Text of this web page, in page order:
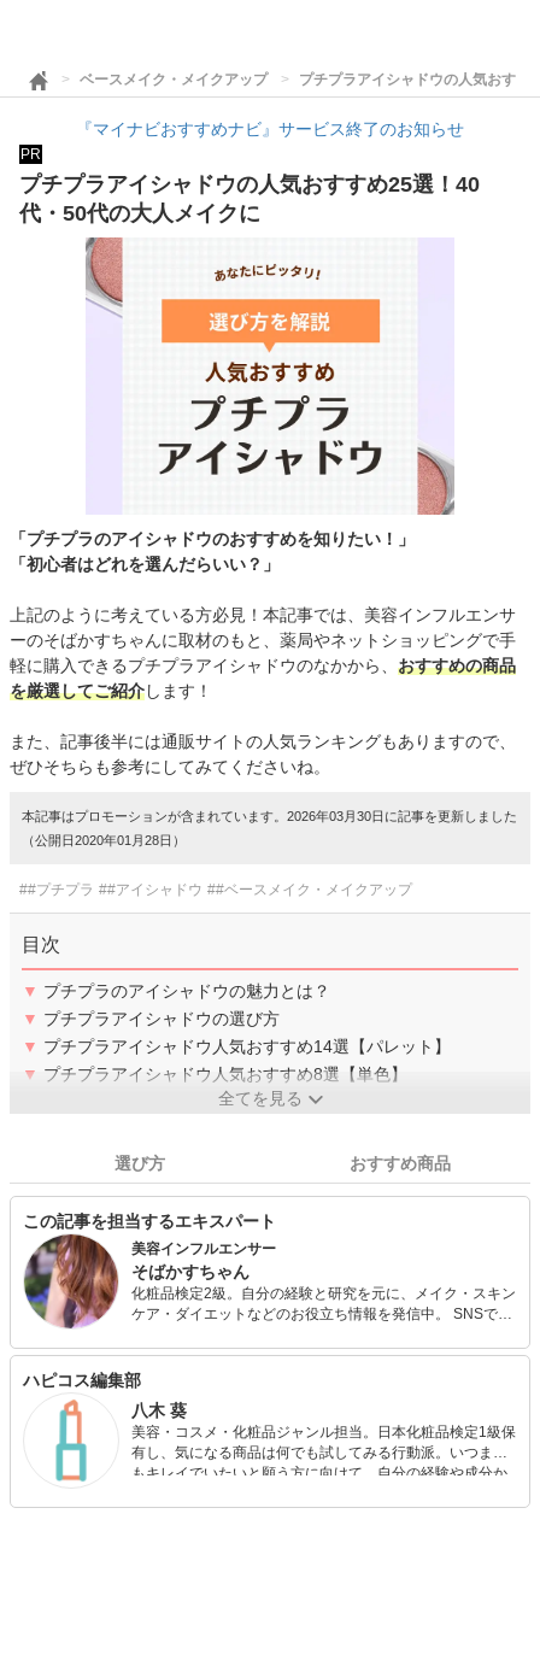
ベースメイク・メイクアップ プチプラアイシャドウの人気おす
『マイナビおすすめナビ』サービス終了のお知らせ
PR
プチプラアイシャドウの人気おすすめ25選！40
代・50代の大人メイクに
「プチプラのアイシャドウのおすすめを知りたい！」
「初心者はどれを選んだらいい？」
上記のように考えている方必見！本記事では、美容インフルエンサ
ーのそばかすちゃんに取材のもと、薬局やネットショッピングで手
軽に購入できるプチプラアイシャドウのなかから、 おすすめの商品
を厳選してご紹介します！
また、記事後半には通販サイトの人気ランキングもありますので、
ぜひそちらも参考にしてみてくださいね。
本記事はプロモーションが含まれています。2026年03月30日に記事を更新しました
（公開日2020年01月28日）
##プチプラ ##アイシャドウ ##ベースメイク・メイクアップ
目次
▼ プチプラのアイシャドウの魅力とは？
▼ プチプラアイシャドウの選び方
▼ プチプラアイシャドウ人気おすすめ14選【パレット】
▼ プチプラアイシャドウ人気おすすめ8選【単色】
全てを見る
選び方 おすすめ商品
この記事を担当するエキスパート
美容インフルエンサー
そばかすちゃん
化粧品検定2級。自分の経験と研究を元に、メイク・スキン
ケア・ダイエットなどのお役立ち情報を発信中。 SNSでは
いと評判。今よりもっとアカ抜けるための美容法から、い
つまでも愛されるためのエイジングケアまで、得意ジャン
れるお手伝いをしていきます。
ハピコス編集部
八木 葵
美容・コスメ・化粧品ジャンル担当。日本化粧品検定1級保
有し、気になる商品は何でも試してみる行動派。いつまで
もキレイでいたいと願う方に向けて、自分の経験や成分か